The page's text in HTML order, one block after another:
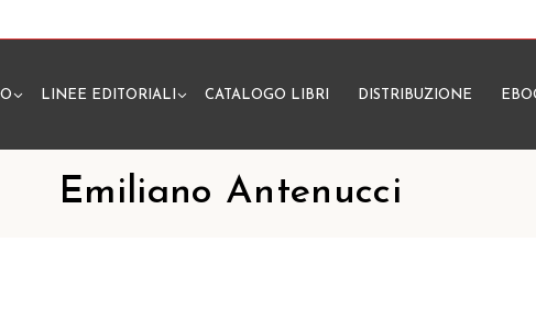
Nessun
LINEE EDITORIALI CATALOGO LIBRI DISTRIBUZIONE
Emiliano Antenucci